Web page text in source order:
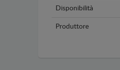
Disponibilità
Produttore